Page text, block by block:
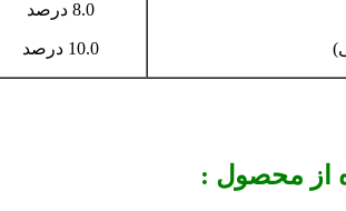
8.0 درصد
10.0 درصد
از محصول :